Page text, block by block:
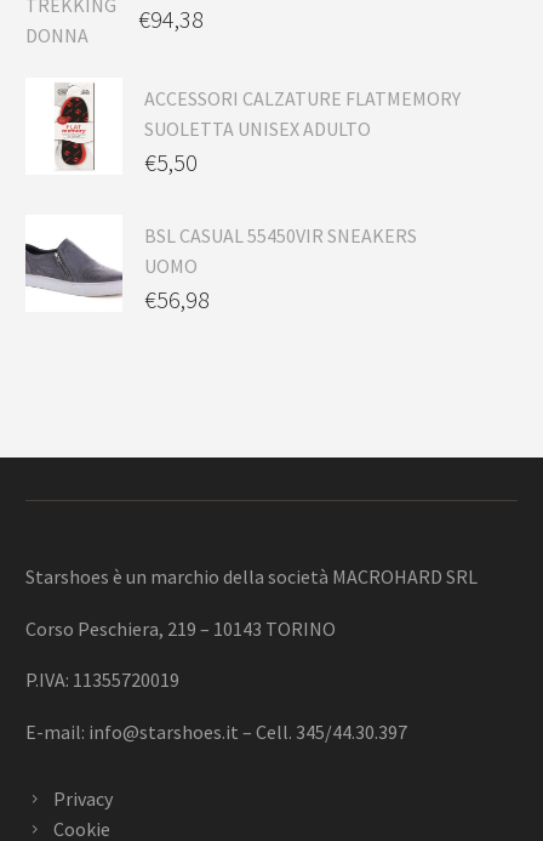
€94,38
ACCESSORI CALZATURE FLATMEMORY
SUOLETTA UNISEX ADULTO
€5,50
BSL CASUAL 55450VIR SNEAKERS
UOMO
€56,98
Starshoes è un marchio della società MACROHARD SRL
Corso Peschiera, 219 – 10143 TORINO
P.IVA: 11355720019
E-mail: info@starshoes.it – Cell. 345/44.30.397
Privacy
Cookie